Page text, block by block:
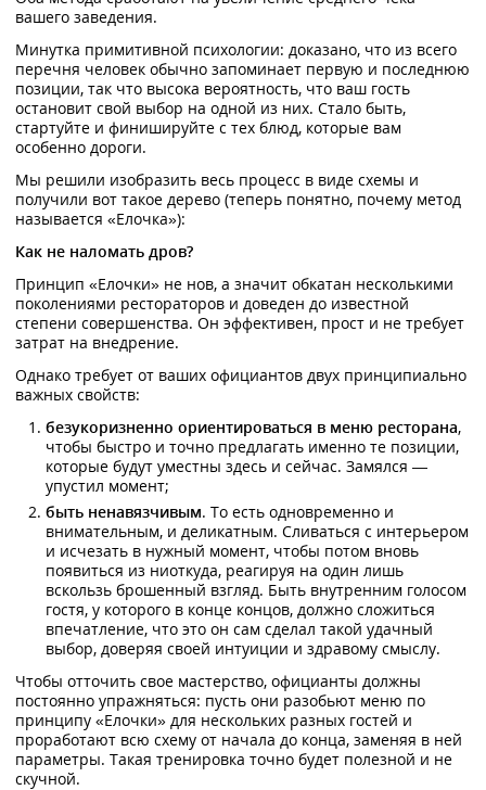
вашего заведения.
Минутка примитивной психологии: доказано, что из всего
перечня человек обычно запоминает первую и последнюю
позиции, так что высока вероятность, что ваш гость
остановит свой выбор на одной из них. Стало быть,
стартуйте и финишируйте с тех блюд, которые вам
особенно дороги.
Мы решили изобразить весь процесс в виде схемы и
получили вот такое дерево (теперь понятно, почему метод
называется «Елочка»):
Как не наломать дров?
Принцип «Елочки» не нов, а значит обкатан несколькими
поколениями рестораторов и доведен до известной
степени совершенства. Он эффективен, прост и не требует
затрат на внедрение.
Однако требует от ваших официантов двух принципиально
важных свойств:
безукоризненно ориентироваться в меню ресторана,
чтобы быстро и точно предлагать именно те позиции,
которые будут уместны здесь и сейчас. Замялся —
упустил момент;
быть ненавязчивым. То есть одновременно и
внимательным, и деликатным. Сливаться с интерьером
и исчезать в нужный момент, чтобы потом вновь
появиться из ниоткуда, реагируя на один лишь
вскользь брошенный взгляд. Быть внутренним голосом
гостя, у которого в конце концов, должно сложиться
впечатление, что это он сам сделал такой удачный
выбор, доверяя своей интуиции и здравому смыслу.
Чтобы отточить свое мастерство, официанты должны
постоянно упражняться: пусть они разобьют меню по
принципу «Елочки» для нескольких разных гостей и
проработают всю схему от начала до конца, заменяя в ней
параметры. Такая тренировка точно будет полезной и не
скучной.